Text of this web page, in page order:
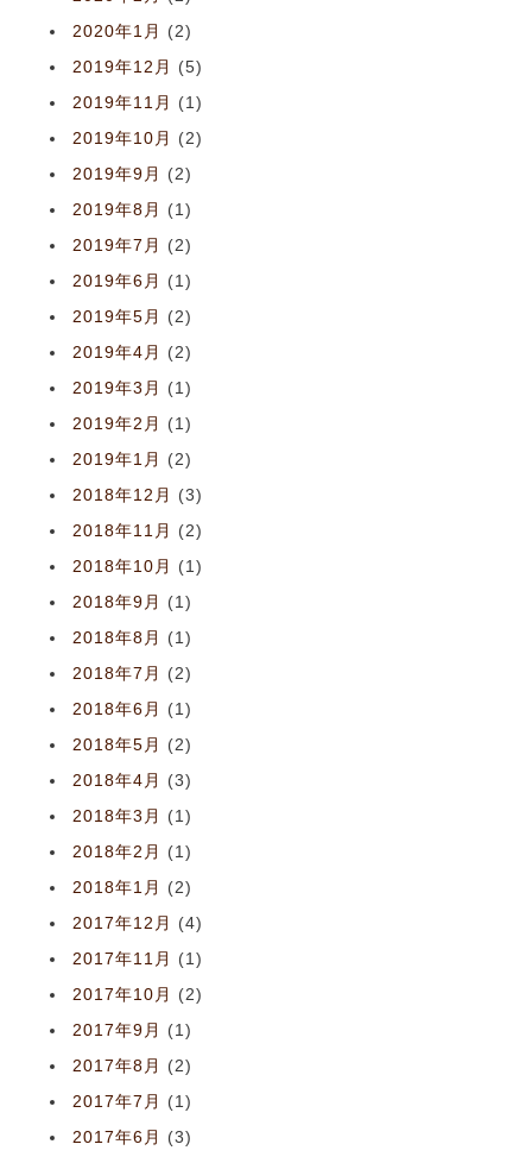
2020年1月
(2)
2019年12月
(5)
2019年11月
(1)
2019年10月
(2)
2019年9月
(2)
2019年8月
(1)
2019年7月
(2)
2019年6月
(1)
2019年5月
(2)
2019年4月
(2)
2019年3月
(1)
2019年2月
(1)
2019年1月
(2)
2018年12月
(3)
2018年11月
(2)
2018年10月
(1)
2018年9月
(1)
2018年8月
(1)
2018年7月
(2)
2018年6月
(1)
2018年5月
(2)
2018年4月
(3)
2018年3月
(1)
2018年2月
(1)
2018年1月
(2)
2017年12月
(4)
2017年11月
(1)
2017年10月
(2)
2017年9月
(1)
2017年8月
(2)
2017年7月
(1)
2017年6月
(3)